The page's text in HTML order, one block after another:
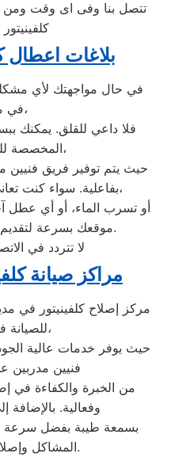
تتصل بنا وفى اى وقت
بلاغات اعطال
في حال مواجهتك لأي مشكلة
في مدينتى،
فلا داعي للقلق. يمكنك
المخصصة للصيانة الفورية،
حيث يتم توفير فريق
بفاعلية. سواء كنت تعاني من مشاكل في التبريد،
أو تسرب الماء، أو أي عطل
موقعك بسرعة لتقديم الدعم والصيانة اللازمة.
لا تتردد في
مراكز صيانة
مركز إصلاح كلفينيتور في
للصيانة في المنطقة،
حيث يوفر خدمات عالية
فنيين
من الخبرة والكفاءة في
وفعالية. بالإضافة
بسمعة طيبة بفضل سرعة
المشاكل وإصلاحها بشكل سليم.